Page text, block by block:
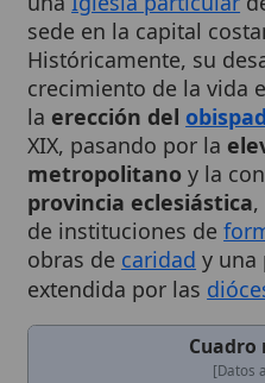
Históricamente, su
crecimiento de la vida
laerección delobispado
XIX, pasando por la
metropolitanoy la
provincia eclesiástica,
de instituciones de
obras decaridady una
extendida por lasdiócesis
Cuadro
[Datos
Rica